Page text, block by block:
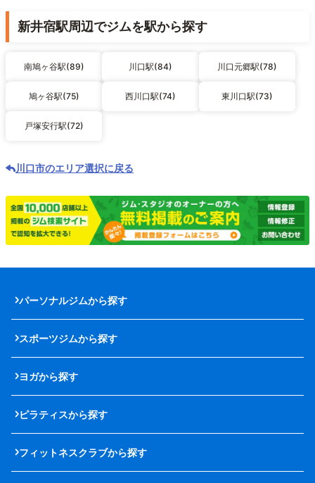
新井宿駅周辺でジムを駅から探す
南鳩ヶ谷駅(89) 川口駅(84) 川口元郷駅(78)
鳩ヶ谷駅(75) 西川口駅(74) 東川口駅(73)
戸塚安行駅(72)
川口市のエリア選択に戻る
パーソナルジムから探す
スポーツジムから探す
ヨガから探す
ピラティスから探す
フィットネスクラブから探す